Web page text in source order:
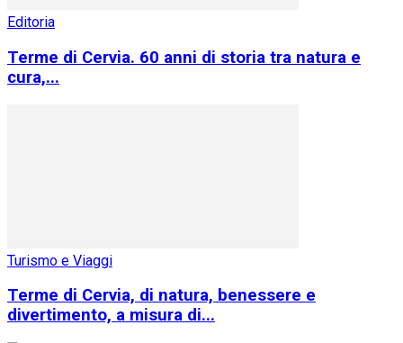
Editoria
Terme di Cervia. 60 anni di storia tra natura e
cura,...
Turismo e Viaggi
Terme di Cervia, di natura, benessere e
divertimento, a misura di...